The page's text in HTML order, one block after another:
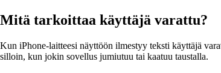
Mitä tarkoittaa käyttäjä varattu?
Kun iPhone-laitteesi näyttöön ilmestyy teksti käyttäjä
silloin, kun jokin sovellus jumiutuu tai kaatuu taustalla.